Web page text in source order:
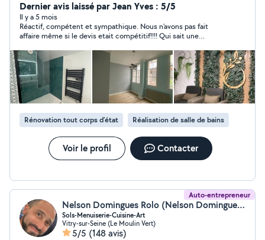
Dernier avis laissé par Jean Yves : 5/5
Il y a 5 mois
Réactif, compétent et sympathique. Nous n'avons pas fait
affaire même si le devis etait compétitif!!!! Qui sait une
Rénovation tout corps d’état Réalisation de salle de bains
Voir le profil Contacter
Auto-entrepreneur
Nelson Domingues Rolo (Nelson Domingues Rolo)
Sols-Menuiserie-Cuisine-Art
Vitry-sur-Seine (Le Moulin Vert)
5/5 (148 avis)